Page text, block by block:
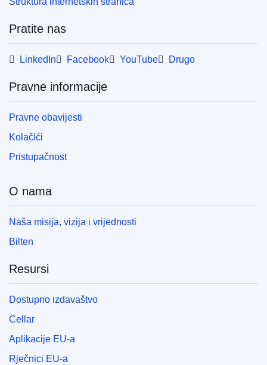
Pratite nas
LinkedIn Facebook YouTube Drugo
Pravne informacije
Pravne obavijesti
Kolačići
Pristupačnost
O nama
Naša misija, vizija i vrijednosti
Bilten
Resursi
Dostupno izdavaštvo
Cellar
Aplikacije EU-a
Rječnici EU-a